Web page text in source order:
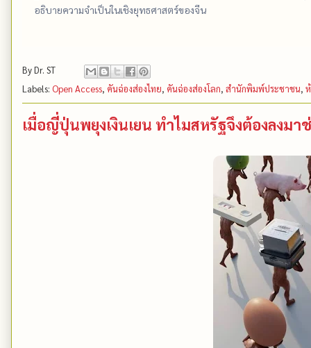
อธิบายความจำเป็นในเชิงยุทธศาสตร์ของจีน
ByDr. ST
Labels: Open Access, คันฉ่องส่องไทย, คันฉ่องส่องโลก, สำนักพิมพ์ประชาชน,
เมื่อญี่ปุ่นพยุงเงินเยน ทำไมสหรัฐจึงต้องลงมา